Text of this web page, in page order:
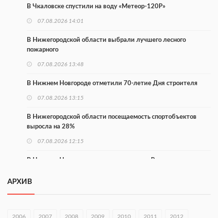
В Чкаловске спустили на воду «Метеор-120Р»
07.08.2026 14:01
В Нижегородской области выбрали лучшего лесного
пожарного
07.08.2026 13:48
В Нижнем Новгороде отметили 70-летие Дня строителя
07.08.2026 13:15
В Нижегородской области посещаемость спортобъектов
выросла на 28%
07.08.2026 12:15
В Нижнем Новгороде прошло совещание Росгвардии
В Нижегородской области созданы четыре ММЦ
АРХИВ
2006 2007 2008 2009 2010 2011 2012